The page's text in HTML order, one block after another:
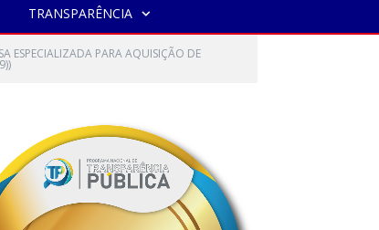
TRANSPARÊNCIA
ESPECIALIZADA PARA AQUISIÇÃO DE